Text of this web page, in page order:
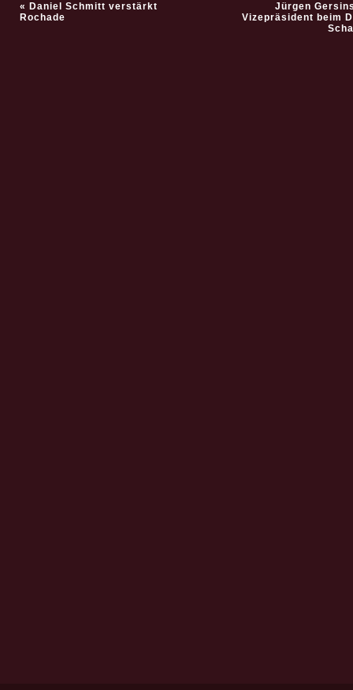
« Daniel Schmitt verstärkt
Rochade
Jürgen
Vizepräsident beim